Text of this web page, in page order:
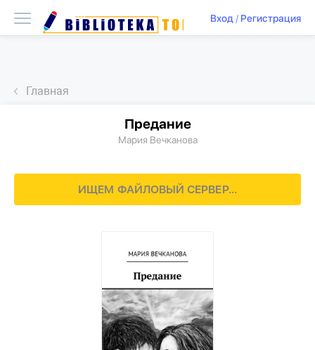
Вход/ Регистрация
Главная
Предание
Мария Вечканова
ИЩЕМ ФАЙЛОВЫЙ СЕРВЕР...